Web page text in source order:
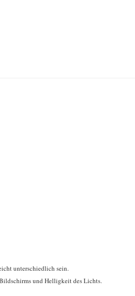
unterschiedlich sein.
und Helligkeit des Lichts.